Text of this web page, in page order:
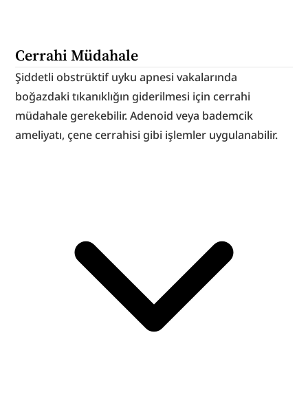
Cerrahi Müdahale
Şiddetli obstrüktif uyku apnesi vakalarında
boğazdaki tıkanıklığın giderilmesi için cerrahi
müdahale gerekebilir. Adenoid veya bademcik
ameliyatı, çene cerrahisi gibi işlemler uygulanabilir.